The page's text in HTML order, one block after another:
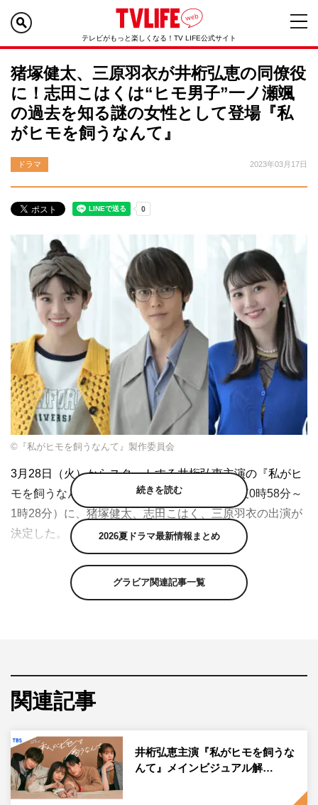
テレビがもっと楽しくなる！TV LIFE公式サイト
猪塚健太、三原羽衣が井桁弘恵の同僚役
に！志田こはくは“ヒモ男子”一ノ瀬颯
の過去を知る謎の女性として登場『私
がヒモを飼うなんて』
ドラマ 2023年03月17日
©『私がヒモを飼うなんて』製作委員会
3月28日（火）からスタートする井桁弘恵主演の『私がヒ
モを飼うなんて』（TBSほか 毎週火曜 深夜0時58分～
1時28分）に、猪塚健太、志田こはく、三原羽衣の出演が
決定した。
本作はTBSとマンガボックスが共同制作している完全オリ
ジナル漫画「私がヒモを飼うなんて」（通称「わたヒ
モ」）を実写化。原作のエッセンスを生かしながら、ドラ
絡み合う恋模様を描く“ビターで大人なラブストーリー”。
ランジェリーデザイナーを目指す一方で、優しすぎるあま
りダメな男に引っかかりがちな主人公・蒼井スミレを演じ
るのは、井桁弘恵。
人を引きつける天性の魅力を持ち、スミレも引かれていく
年下の“ヒモ男子”竹之内宗一役を一ノ瀬颯、スミレを忠犬
続きを読む
2026夏ドラマ最新情報まとめ
グラビア関連記事一覧
関連記事
井桁弘恵主演『私がヒモを飼うな
んて』メインビジュアル解…